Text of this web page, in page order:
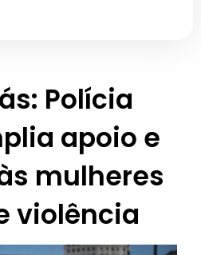
Polícia
apoio e
mulheres
violência